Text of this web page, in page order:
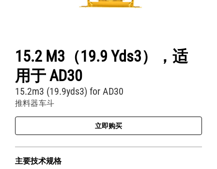
15.2 M3（19.9 Yds3），适
用于 AD30
推料器车斗
15.2m3 (19.9yds3) for AD30
立即购买
主要技术规格